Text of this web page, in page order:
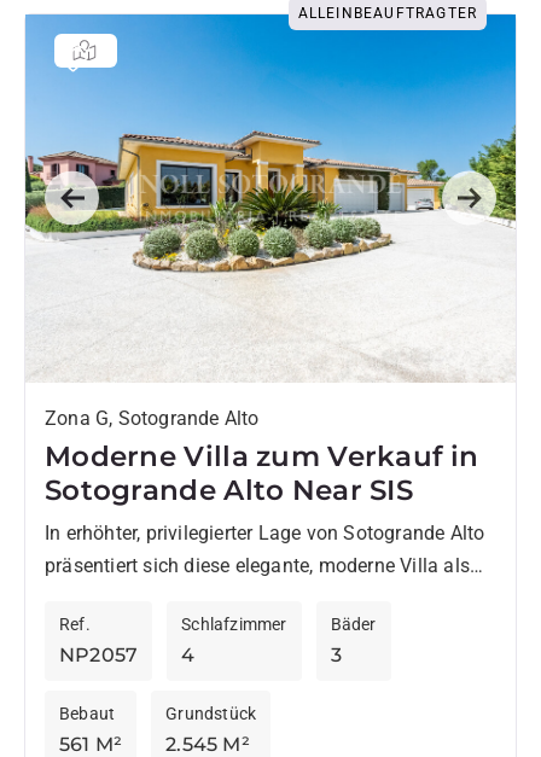
Previous Next
ALLEINBEAUFTRAGTER
Zona G, Sotogrande Alto
Moderne Villa zum Verkauf in
Sotogrande Alto Near SIS
In erhöhter, privilegierter Lage von Sotogrande Alto
präsentiert sich diese elegante, moderne Villa als
die anspruchsvolle Käufer in...
NP2057
Ref.
4
Schlafzimmer
3
Bäder
561 M²
Bebaut
2.545 M²
Grundstück